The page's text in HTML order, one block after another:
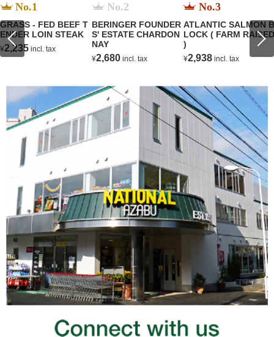
No.1
GRASS - FED BEEF T
ENDER LOIN STEAK
¥2,235 incl. tax
No.2
BERINGER FOUNDER
S' ESTATE CHARDON
NAY
¥2,680 incl. tax
No.3
ATLANTIC SALMON B
LOCK ( FARM RAISED
)
¥2,938 incl. tax